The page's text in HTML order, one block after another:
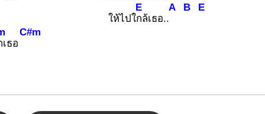
เธอ
C#m
ให้ไปใ
E
กล้เธอ..
A B E